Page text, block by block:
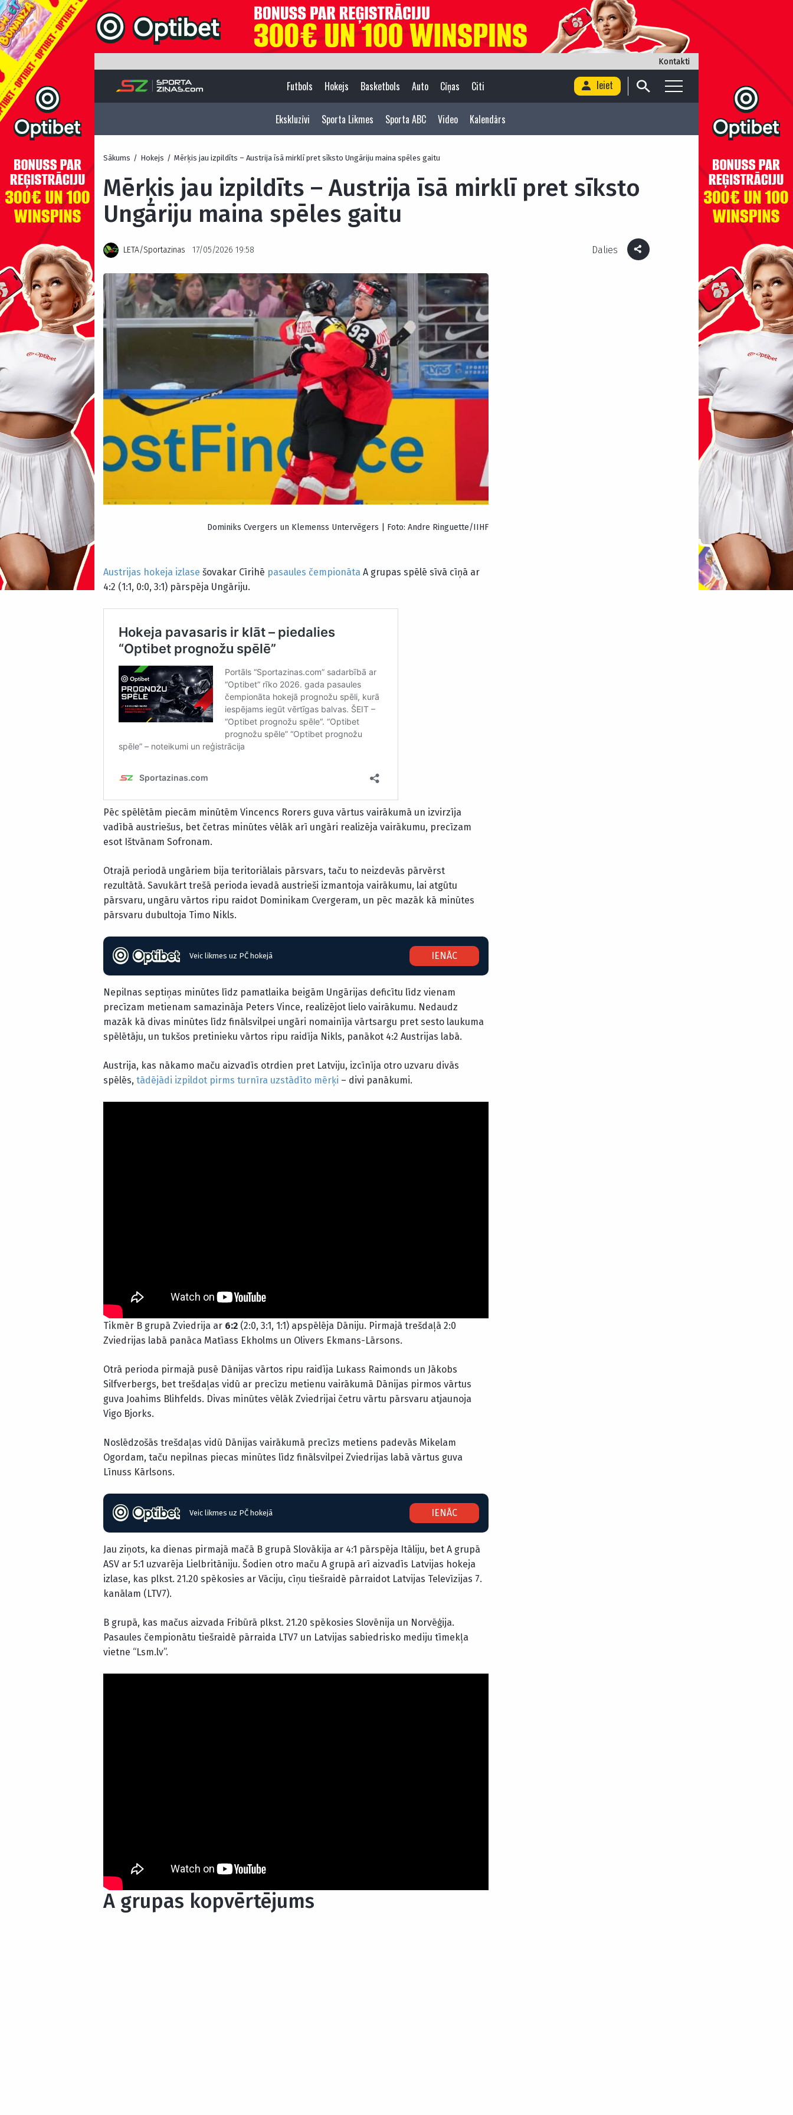
Kontakti
Futbols Hokejs Basketbols Auto Cīņas Citi Ieiet
Ekskluzīvi Sporta Likmes Sporta ABC Video Kalendārs
Sākums / Hokejs / Mērķis jau izpildīts – Austrija īsā mirklī pret sīksto Ungāriju maina spēles gaitu
Mērķis jau izpildīts – Austrija īsā mirklī pret sīksto
Ungāriju maina spēles gaitu
LETA/Sportazinas 17/05/2026 19:58 Dalies
Dominiks Cvergers un Klemenss Untervēgers | Foto: Andre Ringuette/IIHF
Austrijas hokeja izlase šovakar Cīrihē pasaules čempionāta A grupas spēlē sīvā cīņā ar
4:2 (1:1, 0:0, 3:1) pārspēja Ungāriju.
Pēc spēlētām piecām minūtēm Vincencs Rorers guva vārtus vairākumā un izvirzīja
vadībā austriešus, bet četras minūtes vēlāk arī ungāri realizēja vairākumu, precīzam
esot Ištvānam Sofronam.
Otrajā periodā ungāriem bija teritoriālais pārsvars, taču to neizdevās pārvērst
rezultātā. Savukārt trešā perioda ievadā austrieši izmantoja vairākumu, lai atgūtu
pārsvaru, ungāru vārtos ripu raidot Dominikam Cvergeram, un pēc mazāk kā minūtes
pārsvaru dubultoja Timo Nikls.
Veic likmes uz PČ hokejā IENĀC
Nepilnas septiņas minūtes līdz pamatlaika beigām Ungārijas deficītu līdz vienam
precīzam metienam samazināja Peters Vince, realizējot lielo vairākumu. Nedaudz
mazāk kā divas minūtes līdz finālsvilpei ungāri nomainīja vārtsargu pret sesto laukuma
spēlētāju, un tukšos pretinieku vārtos ripu raidīja Nikls, panākot 4:2 Austrijas labā.
Austrija, kas nākamo maču aizvadīs otrdien pret Latviju, izcīnīja otro uzvaru divās
spēlēs, tādējādi izpildot pirms turnīra uzstādīto mērķi – divi panākumi.
Tikmēr B grupā Zviedrija ar 6:2 (2:0, 3:1, 1:1) apspēlēja Dāniju. Pirmajā trešdaļā 2:0
Zviedrijas labā panāca Matīass Ekholms un Olivers Ekmans-Lārsons.
Otrā perioda pirmajā pusē Dānijas vārtos ripu raidīja Lukass Raimonds un Jākobs
Silfverbergs, bet trešdaļas vidū ar precīzu metienu vairākumā Dānijas pirmos vārtus
guva Joahims Blihfelds. Divas minūtes vēlāk Zviedrijai četru vārtu pārsvaru atjaunoja
Vigo Bjorks.
Noslēdzošās trešdaļas vidū Dānijas vairākumā precīzs metiens padevās Mikelam
Ogordam, taču nepilnas piecas minūtes līdz finālsvilpei Zviedrijas labā vārtus guva
Līnuss Kārlsons.
Veic likmes uz PČ hokejā IENĀC
Jau ziņots, ka dienas pirmajā mačā B grupā Slovākija ar 4:1 pārspēja Itāliju, bet A grupā
ASV ar 5:1 uzvarēja Lielbritāniju. Šodien otro maču A grupā arī aizvadīs Latvijas hokeja
izlase, kas plkst. 21.20 spēkosies ar Vāciju, cīņu tiešraidē pārraidot Latvijas Televīzijas 7.
kanālam (LTV7).
B grupā, kas mačus aizvada Fribūrā plkst. 21.20 spēkosies Slovēnija un Norvēģija.
Pasaules čempionātu tiešraidē pārraida LTV7 un Latvijas sabiedrisko mediju tīmekļa
vietne “Lsm.lv”.
A grupas kopvērtējums